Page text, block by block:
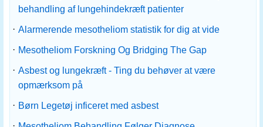
behandling af lungehindekræft patienter
· Alarmerende mesotheliom statistik for dig at vide
· Mesotheliom Forskning Og Bridging The Gap
· Asbest og lungekræft - Ting du behøver at være
opmærksom på
· Børn Legetøj inficeret med asbest